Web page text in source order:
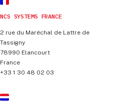
NCS SYSTEMS FRANCE
2 rue du Maréchal de Lattre de
Tassigny
78990 Elancourt
France
+33 1 30 48 02 03